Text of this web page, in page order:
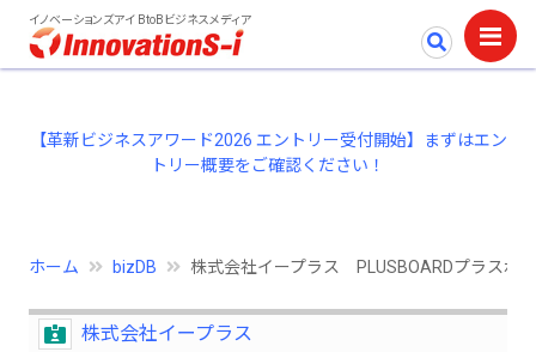
イノベーションズアイ BtoBビジネスメディア
【革新ビジネスアワード2026 エントリー受付開始】まずはエン
トリー概要をご確認ください！
ホーム bizDB 株式会社イープラス PLUSBOARDプラスボ
株式会社イープラス